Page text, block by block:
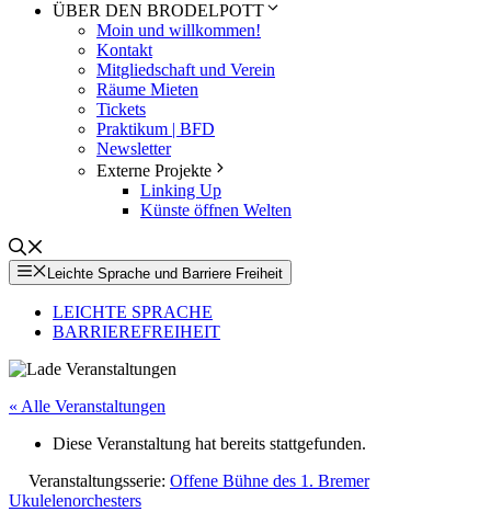
ÜBER DEN BRODELPOTT
Moin und willkommen!
Kontakt
Mitgliedschaft und Verein
Räume Mieten
Tickets
Praktikum | BFD
Newsletter
Externe Projekte
Linking Up
Künste öffnen Welten
Leichte Sprache und Barriere Freiheit
LEICHTE SPRACHE
BARRIEREFREIHEIT
« Alle Veranstaltungen
Diese Veranstaltung hat bereits stattgefunden.
Veranstaltungsserie: Offene Bühne des 1. Bremer
Ukulelenorchesters